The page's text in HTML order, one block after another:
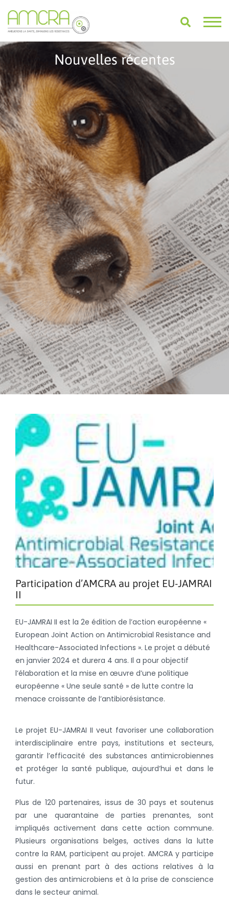
Nouvelles récentes
Participation d’AMCRA au projet EU-JAMRAI
II
EU-JAMRAI II est la 2e édition de l’action européenne «
European Joint Action on Antimicrobial Resistance and
Healthcare-Associated Infections ». Le projet a débuté
en janvier 2024 et durera 4 ans. Il a pour objectif
l’élaboration et la mise en œuvre d’une politique
européenne « Une seule santé » de lutte contre la
menace croissante de l’antibiorésistance.
Le projet EU-JAMRAI II veut favoriser une collaboration
interdisciplinaire entre pays, institutions et secteurs,
garantir l’efficacité des substances antimicrobiennes
et protéger la santé publique, aujourd’hui et dans le
futur.
Plus de 120 partenaires, issus de 30 pays et soutenus
par une quarantaine de parties prenantes, sont
impliqués activement dans cette action commune.
Plusieurs organisations belges, actives dans la lutte
contre la RAM, participent au projet. AMCRA y participe
aussi en prenant part à des actions relatives à la
gestion des antimicrobiens et à la prise de conscience
dans le secteur animal.